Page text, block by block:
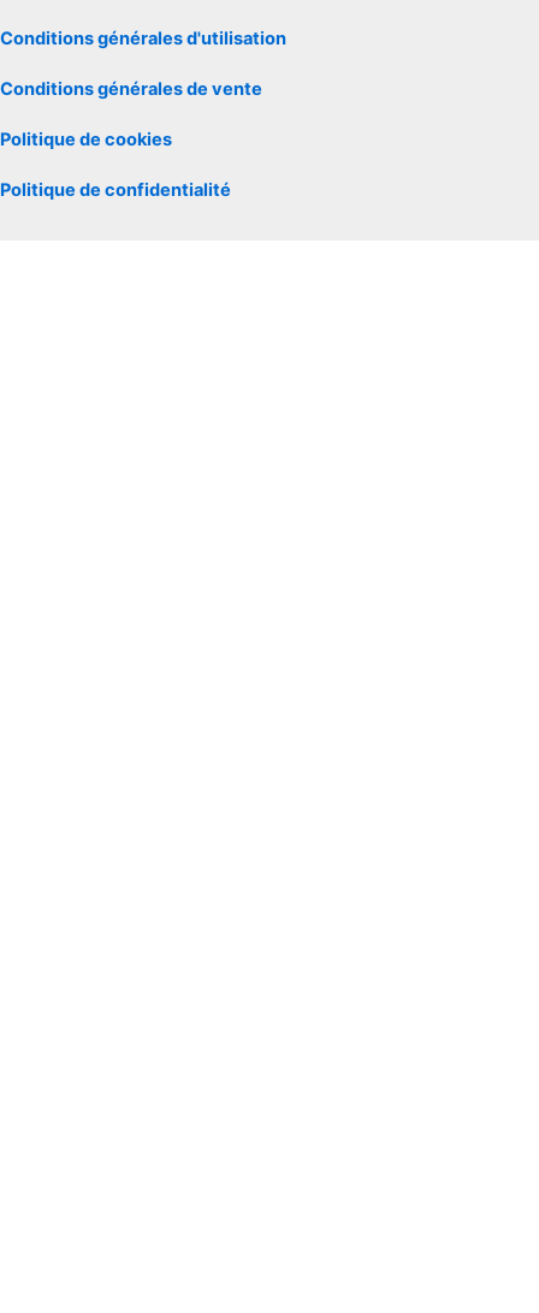
Conditions générales d'utilisation
Conditions générales de vente
Politique de cookies
Politique de confidentialité